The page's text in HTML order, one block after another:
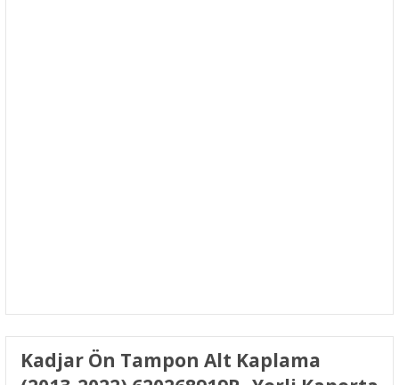
Kadjar Ön Tampon Alt Kaplama